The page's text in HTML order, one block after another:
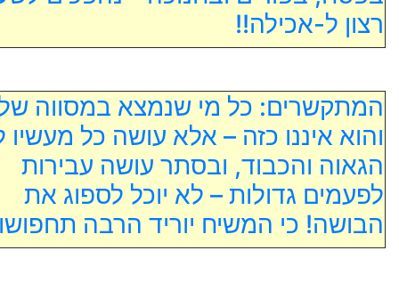
רצון ל-אכילה!!
המתקשרים: כל מי שנמצא במסווה
והוא איננו כזה – אלא עושה כל מעשיו
הגאוה והכבוד, ובסתר עושה עבירות
לפעמים גדולות – לא יוכל לספוג את
הבושה! כי המשיח יוריד הרבה